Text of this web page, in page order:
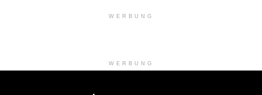
WERBUNG
WERBUNG